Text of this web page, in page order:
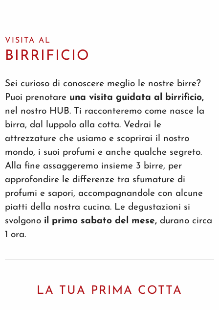
VISITA AL
BIRRIFICIO
Sei curioso di conoscere meglio le nostre birre?
Puoi prenotare una visita guidata al birrificio,
nel nostro HUB. Ti racconteremo come nasce la
birra, dal luppolo alla cotta. Vedrai le
attrezzature che usiamo e scoprirai il nostro
mondo, i suoi profumi e anche qualche segreto.
Alla fine assaggeremo insieme 3 birre, per
approfondire le differenze tra sfumature di
profumi e sapori, accompagnandole con alcune
piatti della nostra cucina. Le degustazioni si
svolgono il primo sabato del mese, durano circa
1 ora.
LA TUA PRIMA COTTA